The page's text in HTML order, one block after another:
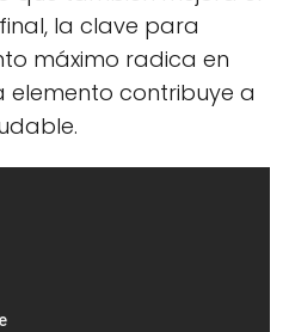
la clave para
máximo radica en
contribuye a